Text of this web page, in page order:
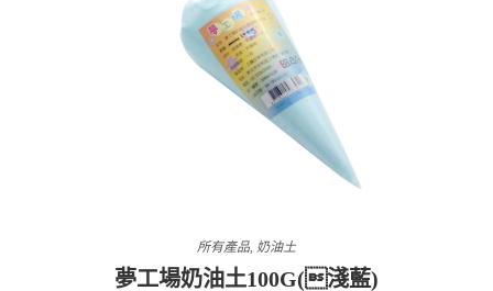
所有產品, 奶油土
夢工場奶油土100G(淺藍)